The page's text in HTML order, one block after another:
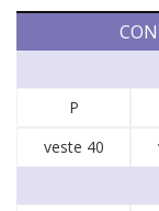
P
veste 40